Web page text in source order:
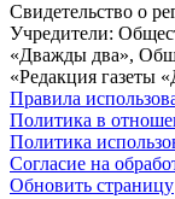
Свидетельство о
Учредители:
«Дважды два»,
«Редакция газеты
Правила
Политика в
Политика
Согласие на
Обновить страницу